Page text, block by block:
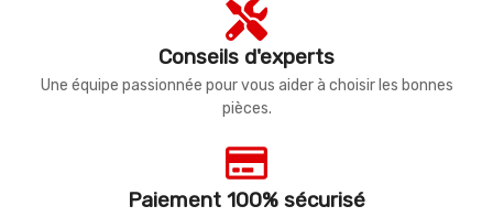
Conseils d'experts
Une équipe passionnée pour vous aider à choisir les bonnes
pièces.
Paiement 100% sécurisé